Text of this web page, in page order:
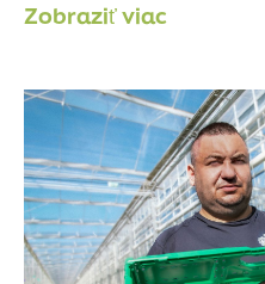
Zobraziť viac